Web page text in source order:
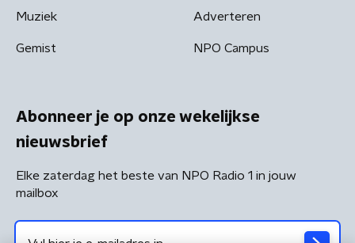
Muziek
Gemist
Adverteren
NPO Campus
Abonneer je op onze wekelijkse
nieuwsbrief
Elke zaterdag het beste van NPO Radio 1 in jouw
mailbox